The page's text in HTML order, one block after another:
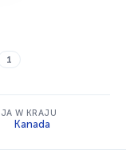
1
W KRAJU
Kanada